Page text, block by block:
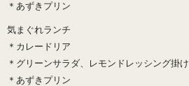
＊あずきプリン
気まぐれランチ
＊カレードリア
＊グリーンサラダ、レモンドレッシング掛け
＊あずきプリン